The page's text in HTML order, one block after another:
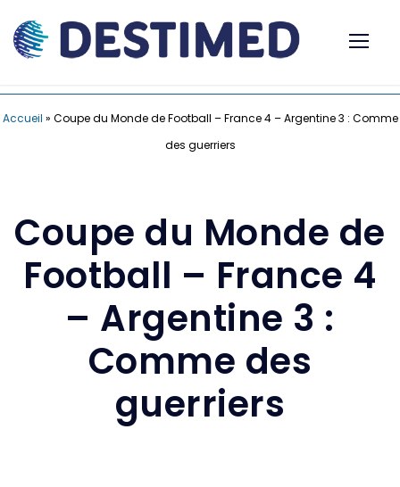
Accueil » Coupe du Monde de Football – France 4 – Argentine 3 : Comme
des guerriers
Coupe du Monde de
Football – France 4
– Argentine 3 :
Comme des
guerriers